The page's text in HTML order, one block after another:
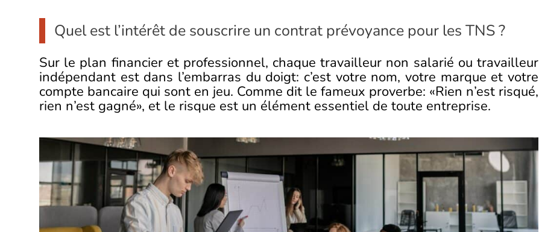
Quel est l’intérêt de souscrire un contrat prévoyance pour les TNS ?
Sur le plan financier et professionnel, chaque travailleur non salarié ou travailleur
indépendant est dans l’embarras du doigt: c’est votre nom, votre marque et votre
compte bancaire qui sont en jeu. Comme dit le fameux proverbe: «Rien n’est risqué,
rien n’est gagné», et le risque est un élément essentiel de toute entreprise.